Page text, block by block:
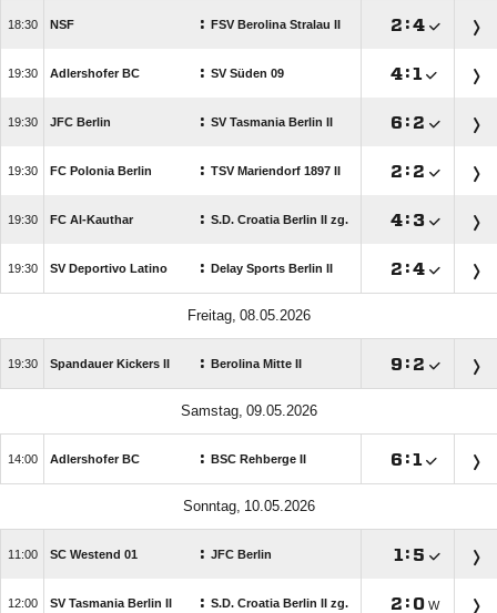
 NSF : FSV Berolina Stralau II  :
 Adlershofer BC : SV Süden 09 :
 JFC Berlin : SV Tasmania Berlin II  : 
 FC Polonia Berlin : TSV Mariendorf 1897 II  : 
 FC Al-Kauthar : S.D. Croatia Berlin II zg. : 
 SV Deportivo Latino : Delay Sports Berlin II  :
 
 Spandauer Kickers II : Berolina Mitte II  : 
 
 Adlershofer BC : BSC Rehberge II  :
 
 SC Westend 01 : JFC Berlin  : 
 SV Tasmania Berlin II : S.D. Croatia Berlin II zg.  : W